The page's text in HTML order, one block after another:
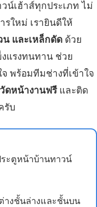
น์เฮ้าส์ทุกประเภท ไม่
รใหม่ เรายินดีให้
น และเหล็กดัด ด้วย
แรงทนทาน ช่วย
พร้อมทีมช่างที่เข้าใจ
วัดหน้างานฟรีและติด
รับ
ะตูหน้าบ้านทาวน์
างชั้นล่างและชั้นบน